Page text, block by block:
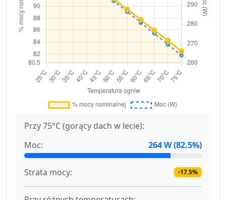
Przy 75°C (gorący dach w lecie):
Moc:
264 W (82.5%)
Strata mocy: -17.5%